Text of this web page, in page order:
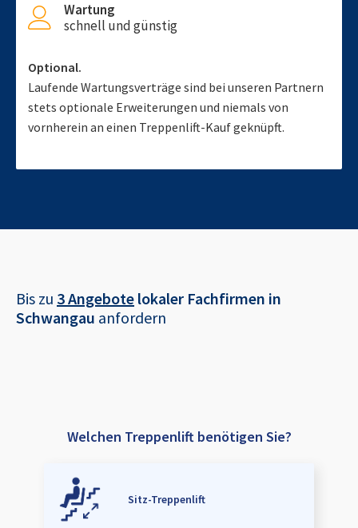
Wartung
schnell und günstig
Optional.
Laufende Wartungsverträge sind bei unseren Partnern
stets optionale Erweiterungen und niemals von
vornherein an einen Treppenlift-Kauf geknüpft.
Bis zu 3 Angebote lokaler Fachfirmen in
Schwangau anfordern
Welchen Treppenlift benötigen Sie?
Sitz-Treppenlift